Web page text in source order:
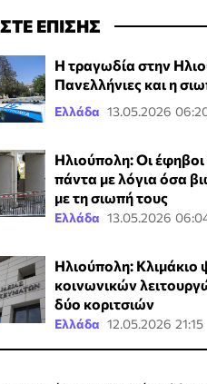
ΕΠΙΣΗΣ
Η τραγωδία στην
Πανελλήνιες και η
Ελλάδα 13.05.2026
Ηλιούπολη: Οι
πάντα με λόγια όσα
με τη σιωπή τους
Ελλάδα 13.05.2026
Ηλιούπολη: Κλιμάκιο
κοινωνικών
δύο κοριτσιών
Ελλάδα 12.05.2026 21:15